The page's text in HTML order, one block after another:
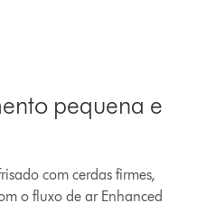
pequena e
com cerdas firmes,
o fluxo de ar Enhanced